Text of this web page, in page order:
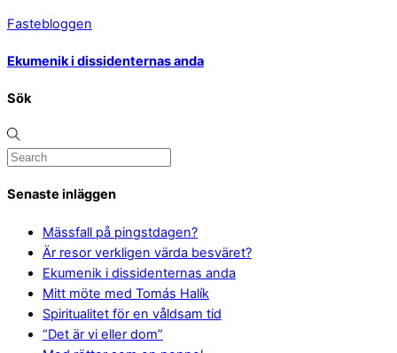
Fastebloggen
Ekumenik i dissidenternas anda
Sök
Senaste inläggen
Mässfall på pingstdagen?
Är resor verkligen värda besväret?
Ekumenik i dissidenternas anda
Mitt möte med Tomás Halík
Spiritualitet för en våldsam tid
“Det är vi eller dom”